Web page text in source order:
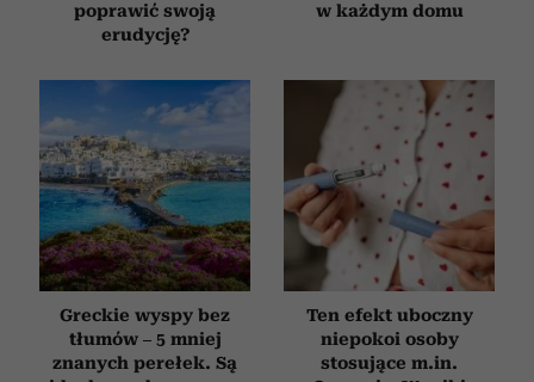
poprawić swoją
erudycję?
w każdym domu
Greckie wyspy bez
tłumów – 5 mniej
znanych perełek. Są
Ten efekt uboczny
niepokoi osoby
stosujące m.in.